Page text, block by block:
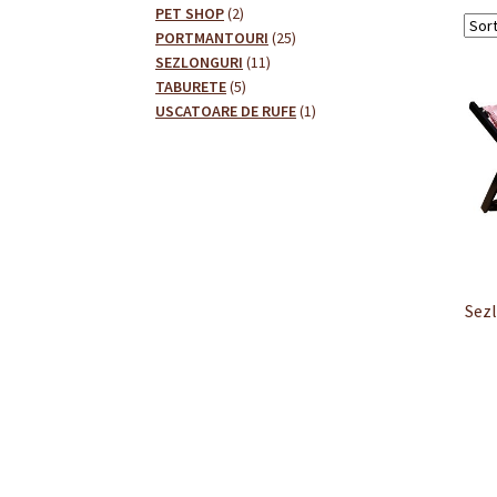
PET SHOP 22
produse
PORTMANTOURI 2525
SEZLONGURI 1111
TABURETE 55
produse
USCATOARE DE RUFE 11